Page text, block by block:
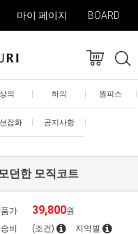
마이 페이지 BOARD
상의 하의 원피스
잡화 공지사항
던한 모직코트
가 39,800원
비
(조건) 지역별